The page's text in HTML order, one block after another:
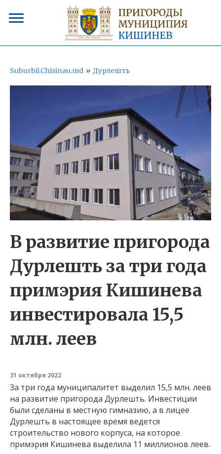
Suburbii.Chisinau.md » Дурлешть
В развитие пригорода
Дурлешть за три года
примэрия Кишинева
инвестировала 15,5
млн. леев
31 октября 2022
За три года муниципалитет выделил 15,5 млн. леев
на развитие пригорода Дурлешть. Инвестиции
были сделаны в местную гимназию, а в лицее
Дурлешть в настоящее время ведется
строительство нового корпуса, на которое
примэрия Кишинева выделила 11 миллионов леев.